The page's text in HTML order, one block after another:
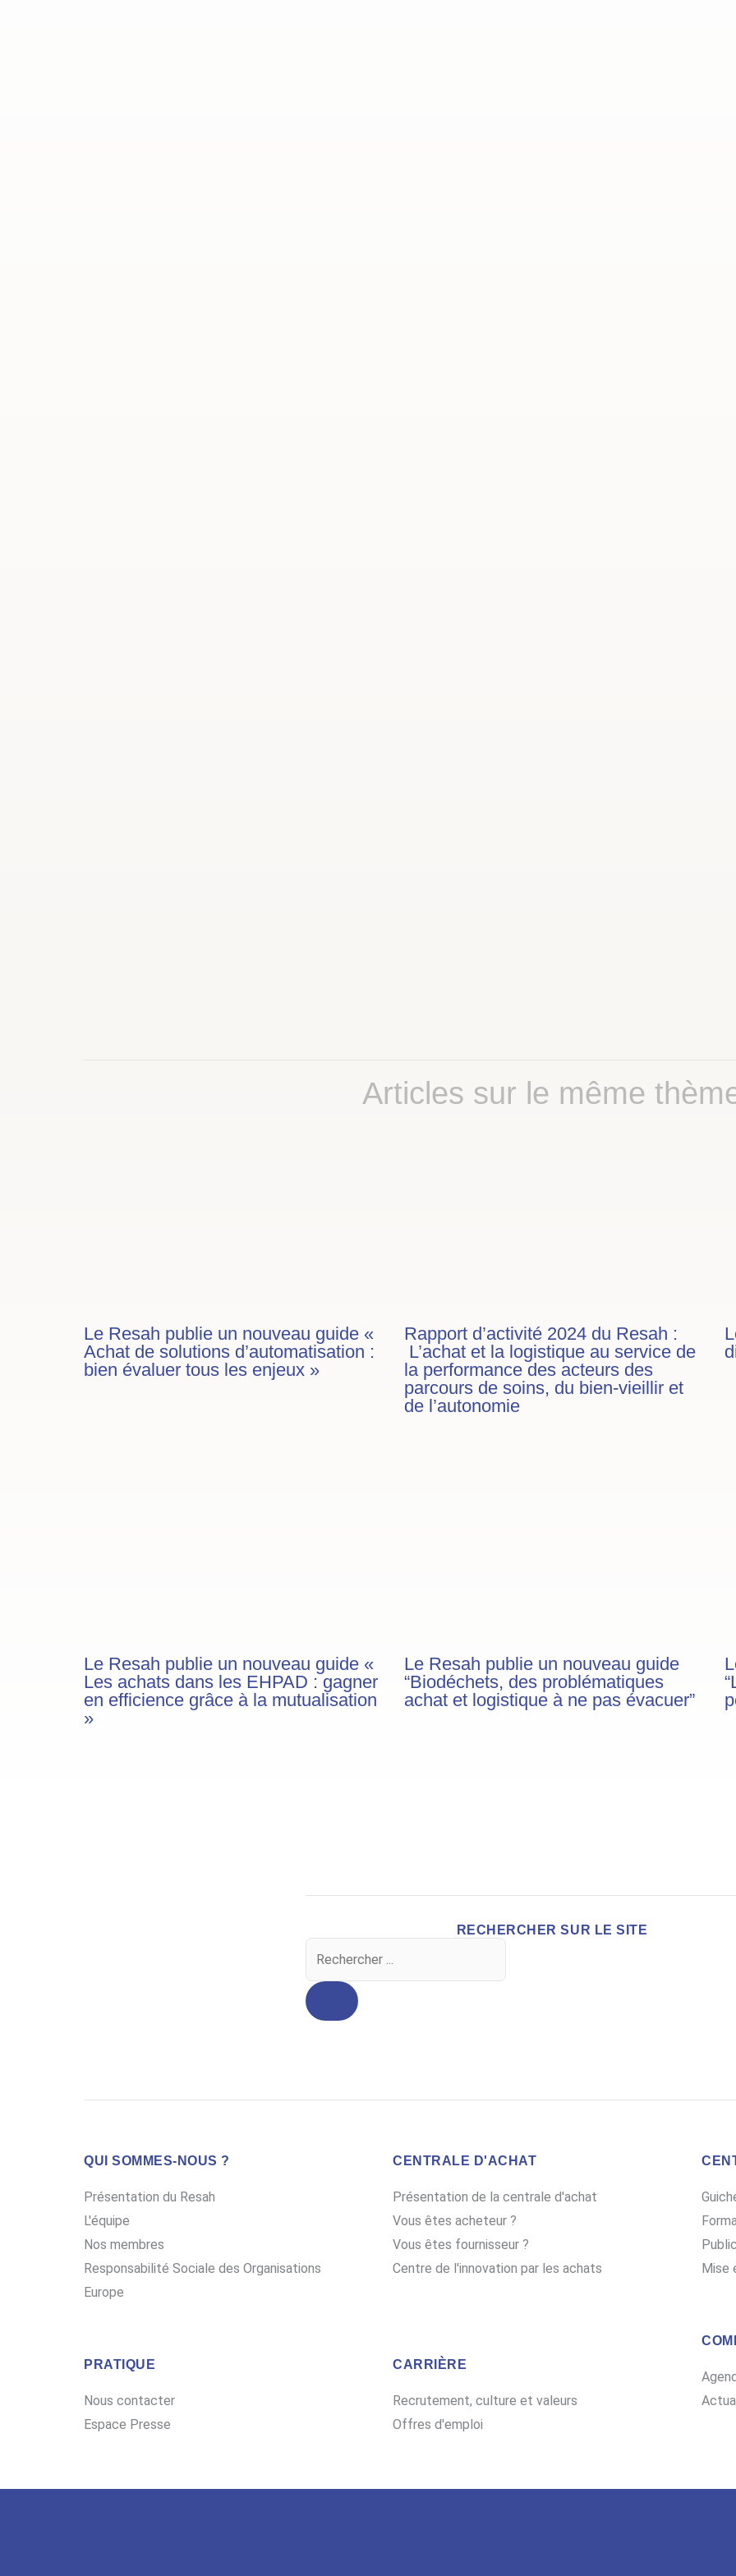
Articles sur le même
Le Resah publie un nouveau guide «
Achat de solutions d’automatisation :
bien évaluer tous les enjeux »
Rapport d’activité 2024 du Resah :
L’achat et la logistique au service de
la performance des acteurs des
parcours de soins, du bien-vieillir et
de l’autonomie
Le Resah publie un nouveau guide «
Les achats dans les EHPAD : gagner
en efficience grâce à la mutualisation
»
Le Resah publie un nouveau guide
“Biodéchets, des problématiques
achat et logistique à ne pas évacuer”
RECHERCHER SUR LE SITE
QUI SOMMES-NOUS ?
Présentation du Resah
L'équipe
Nos membres
Responsabilité Sociale des Organisations
Europe
PRATIQUE
Nous contacter
Espace Presse
CENTRALE D'ACHAT
Présentation de la centrale d'achat
Vous êtes acheteur ?
Vous êtes fournisseur ?
Centre de l'innovation par les achats
CARRIÈRE
Recrutement, culture et valeurs
Offres d'emploi
Mise